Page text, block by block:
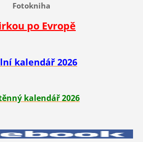
Fotokniha
po Evropě
kalendář 2026
kalendář 2026